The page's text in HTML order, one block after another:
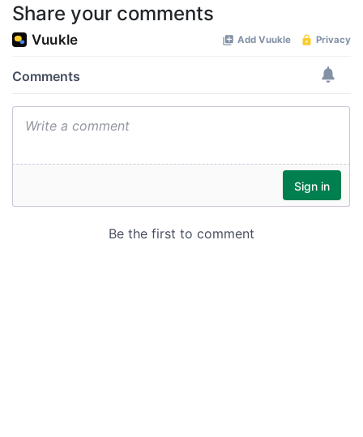
Share your comments